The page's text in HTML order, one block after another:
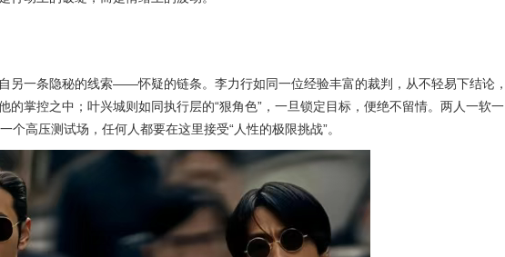
另一条隐秘的线索——怀疑的链条。李力行如同一位经验丰富的裁判，从不轻易下结论，
的掌控之中；叶兴城则如同执行层的“狠角色”，一旦锁定目标，便绝不留情。两人一软一
个高压测试场，任何人都要在这里接受“人性的极限挑战”。